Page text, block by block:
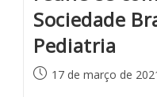
Sociedade
Pediatria
17 de março de